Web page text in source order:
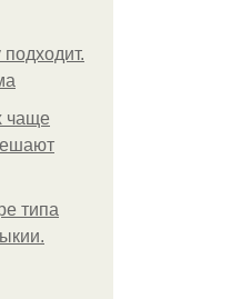
чаще
типа